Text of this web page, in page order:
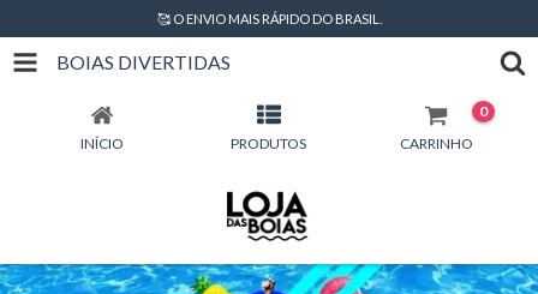
🥰 O ENVIO MAIS RÁPIDO DO BRASIL.
BOIAS DIVERTIDAS
INÍCIO PRODUTOS CARRINHO
0